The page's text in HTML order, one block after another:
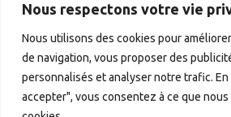
Nous respectons votre vie
Nous utilisons des cookies pour
de navigation, vous proposer des
personnalisés et analyser notre trafic.
accepter", vous consentez à ce que